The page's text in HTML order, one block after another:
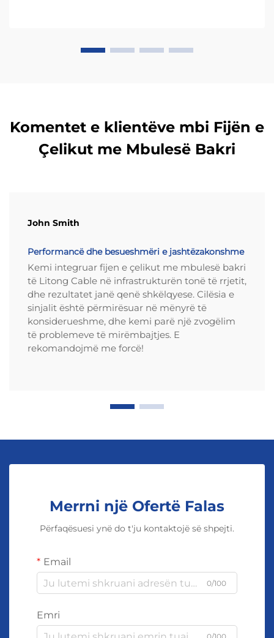
Komentet e klientëve mbi Fijën e
Çelikut me Mbulesë Bakri
John Smith
Performancë dhe besueshmëri e jashtëzakonshme
Kemi integruar fijen e çelikut me mbulesë bakri
të Litong Cable në infrastrukturën tonë të rrjetit,
dhe rezultatet janë qenë shkëlqyese. Cilësia e
sinjalit është përmirësuar në mënyrë të
konsiderueshme, dhe kemi parë një zvogëlim
të problemeve të mirëmbajtjes. E
rekomandojmë me forcë!
Merrni një Ofertë Falas
Përfaqësuesi ynë do t'ju kontaktojë së shpejti.
Email
0/100
Emri